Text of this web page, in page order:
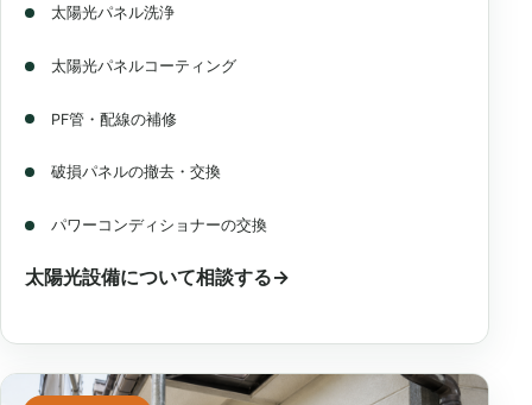
太陽光パネル洗浄
太陽光パネルコーティング
PF管・配線の補修
破損パネルの撤去・交換
パワーコンディショナーの交換
太陽光設備について相談する→